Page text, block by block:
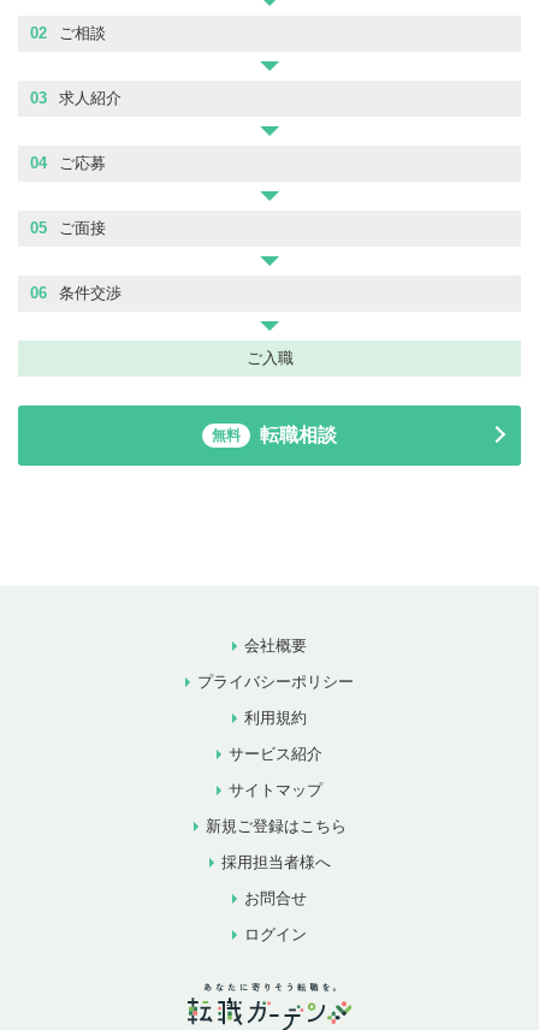
02 ご相談
03 求人紹介
04 ご応募
05 ご面接
06 条件交渉
ご入職
無料 転職相談
会社概要
プライバシーポリシー
利用規約
サービス紹介
サイトマップ
新規ご登録はこちら
採用担当者様へ
お問合せ
ログイン